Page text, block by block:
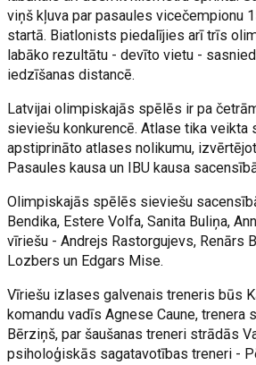
viņš kļuva par pasaules vicečempionu
startā. Biatlonists piedalījies arī trīs
labāko rezultātu - devīto vietu -
iedzīšanas distancē.
Latvijai olimpiskajās spēlēs ir pa
sieviešu konkurencē. Atlase tika veikta
apstiprināto atlases nolikumu,
Pasaules kausa un IBU kausa
Olimpiskajās spēlēs sieviešu
Bendika, Estere Volfa, Sanita Buliņa,
vīriešu - Andrejs Rastorgujevs, Renārs
Lozbers un Edgars Mise.
Vīriešu izlases galvenais treneris būs
komandu vadīs Agnese Caune, trenera
Bērziņš, par šaušanas treneri strādās
psiholoģiskās sagatavotības treneri -